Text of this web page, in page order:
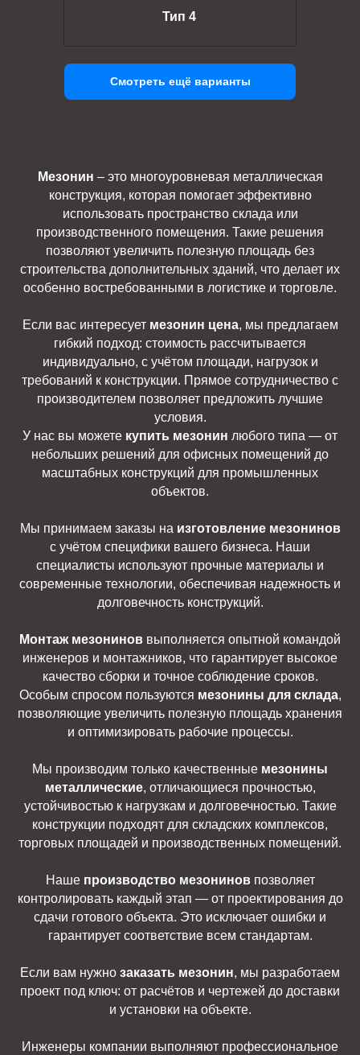
Тип 4
Смотреть ещё варианты
Мезонин – это многоуровневая металлическая
конструкция, которая помогает эффективно
использовать пространство склада или
производственного помещения. Такие решения
позволяют увеличить полезную площадь без
строительства дополнительных зданий, что делает их
особенно востребованными в логистике и торговле.
Если вас интересует мезонин цена, мы предлагаем
гибкий подход: стоимость рассчитывается
индивидуально, с учётом площади, нагрузок и
требований к конструкции. Прямое сотрудничество с
производителем позволяет предложить лучшие
условия.
У нас вы можете купить мезонин любого типа — от
небольших решений для офисных помещений до
масштабных конструкций для промышленных
объектов.
Мы принимаем заказы на изготовление мезонинов
с учётом специфики вашего бизнеса. Наши
специалисты используют прочные материалы и
современные технологии, обеспечивая надежность и
долговечность конструкций.
Монтаж мезонинов выполняется опытной командой
инженеров и монтажников, что гарантирует высокое
качество сборки и точное соблюдение сроков.
Особым спросом пользуются мезонины для склада,
позволяющие увеличить полезную площадь хранения
и оптимизировать рабочие процессы.
Мы производим только качественные мезонины
металлические, отличающиеся прочностью,
устойчивостью к нагрузкам и долговечностью. Такие
конструкции подходят для складских комплексов,
торговых площадей и производственных помещений.
Наше производство мезониновпозволяет
контролировать каждый этап — от проектирования до
сдачи готового объекта. Это исключает ошибки и
гарантирует соответствие всем стандартам.
Если вам нужно заказать мезонин, мы разработаем
проект под ключ: от расчётов и чертежей до доставки
и установки на объекте.
Инженеры компании выполняют профессиональное